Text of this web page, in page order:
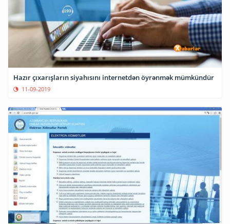
Hazır çıxarışların siyahısını internetdən öyrənmək mümkündür
11-09-2019